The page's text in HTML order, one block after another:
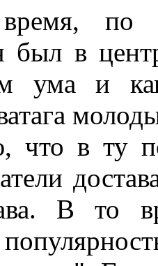
по
был в
ума и
в ту
В то